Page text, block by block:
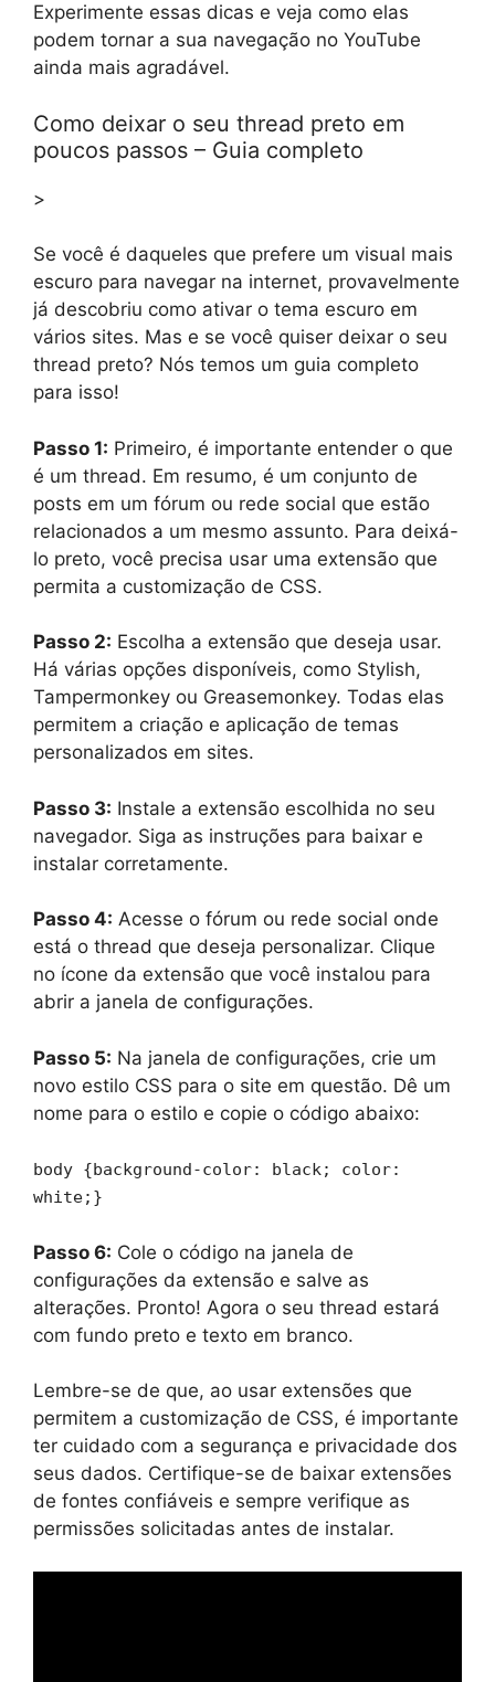
Experimente essas dicas e veja como elas
podem tornar a sua navegação no YouTube
ainda mais agradável.
Como deixar o seu thread preto em
poucos passos – Guia completo
>
Se você é daqueles que prefere um visual mais
escuro para navegar na internet, provavelmente
já descobriu como ativar o tema escuro em
vários sites. Mas e se você quiser deixar o seu
thread preto? Nós temos um guia completo
para isso!
Passo 1: Primeiro, é importante entender o que
é um thread. Em resumo, é um conjunto de
posts em um fórum ou rede social que estão
relacionados a um mesmo assunto. Para deixá-
lo preto, você precisa usar uma extensão que
permita a customização de CSS.
Passo 2: Escolha a extensão que deseja usar.
Há várias opções disponíveis, como Stylish,
Tampermonkey ou Greasemonkey. Todas elas
permitem a criação e aplicação de temas
personalizados em sites.
Passo 3: Instale a extensão escolhida no seu
navegador. Siga as instruções para baixar e
instalar corretamente.
Passo 4: Acesse o fórum ou rede social onde
está o thread que deseja personalizar. Clique
no ícone da extensão que você instalou para
abrir a janela de configurações.
Passo 5: Na janela de configurações, crie um
novo estilo CSS para o site em questão. Dê um
nome para o estilo e copie o código abaixo:
body {background-color: black; color:
white;}
Passo 6: Cole o código na janela de
configurações da extensão e salve as
alterações. Pronto! Agora o seu thread estará
com fundo preto e texto em branco.
Lembre-se de que, ao usar extensões que
permitem a customização de CSS, é importante
ter cuidado com a segurança e privacidade dos
seus dados. Certifique-se de baixar extensões
de fontes confiáveis e sempre verifique as
permissões solicitadas antes de instalar.